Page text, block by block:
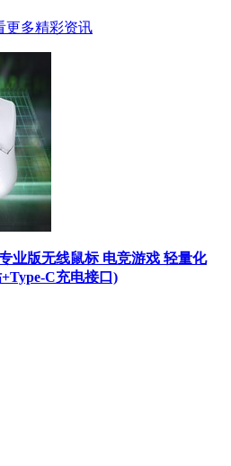
更多精彩资讯
业版无线鼠标 电竞游戏 轻量化
C充电接口)